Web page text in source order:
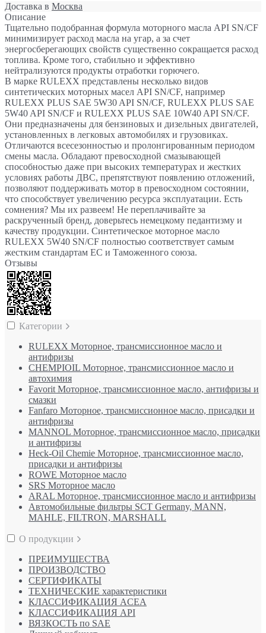
Доставка в Москва
Описание
Тщательно подобранная формула моторного масла API SN/CF
минимизирует расход масла на угар, а за счет
энергосберегающих свойств существенно сокращается расход
топлива. Кроме того, стабильно и эффективно
нейтрализуются продукты отработки горючего.
В марке RULEXX представлены несколько видов
синтетических моторных масел API SN/CF, например
RULEXX PLUS SAE 5W30 API SN/CF, RULEXX PLUS SAE
5W40 API SN/CF и RULEXX PLUS SAE 10W40 API SN/CF.
Они предназначены для бензиновых и дизельных двигателей,
установленных в легковых автомобилях и грузовиках.
Отличаются всесезонностью и пролонгированным периодом
смены масла. Обладают превосходной смазывающей
способностью даже при высоких температурах и жестких
условиях работы ДВС, препятствуют появлению отложений,
позволяют поддерживать мотор в превосходном состоянии,
что способствует увеличению ресурса эксплуатации. Есть
сомнения? Мы их развеем! Не переплачивайте за
раскрученный бренд, доверьтесь немецкому педантизму и
качеству продукции. Синтетическое моторное масло
RULEXX 5W40 SN/CF полностью соответствует самым
жестким стандартам ЕС и Таможенного союза.
Отзывы
Категории
RULEXX Моторное, трансмиссионное масло и
антифризы
CHEMPIOIL Моторное, трансмиссионное масло и
автохимия
Favorit Моторное, трансмиссионное масло, антифризы и
смазки
Fanfaro Моторное, трансмиссионное масло, присадки и
антифризы
MANNOL Моторное, трансмиссионное масло, присадки
и антифризы
Heck-Oil Chemie Моторное, трансмиссионное масло,
присадки и антифризы
ROWE Моторное масло
SRS Моторное масло
ARAL Моторное, трансмиссионное масло и антифризы
Автомобильные фильтры SCT Germany, MANN,
MAHLE, FILTRON, MARSHALL
О продукции
ПРЕИМУЩЕСТВА
ПРОИЗВОДСТВО
СЕРТИФИКАТЫ
ТЕХНИЧЕСКИЕ характеристики
КЛАССИФИКАЦИЯ ACEA
КЛАССИФИКАЦИЯ API
ВЯЗКОСТЬ по SAE